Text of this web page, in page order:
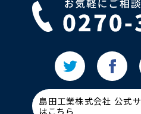
島田工業株式会社 公式
はこちら